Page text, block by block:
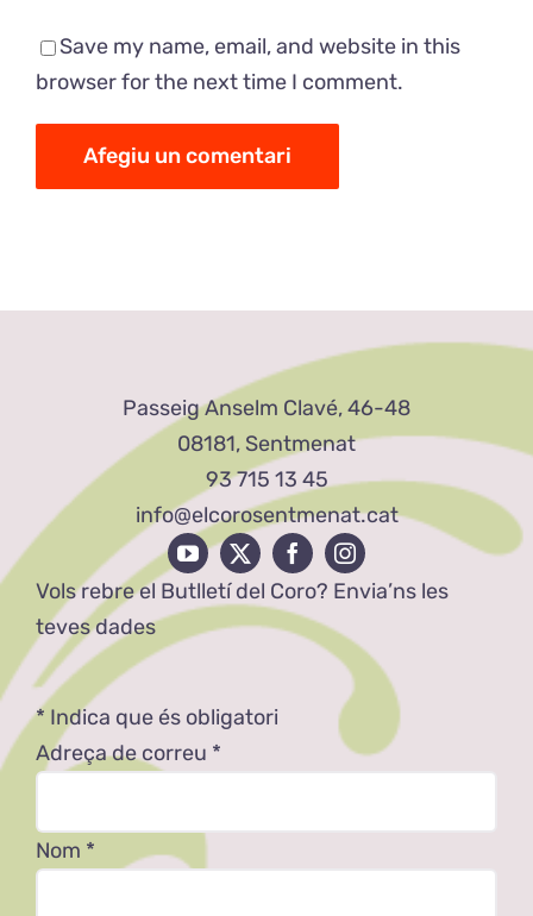
Save my name, email, and website in this
browser for the next time I comment.
Passeig Anselm Clavé, 46-48
08181, Sentmenat
93 715 13 45
info@elcorosentmenat.cat
Vols rebre el Butlletí del Coro? Envia’ns les
teves dades
* Indica que és obligatori
Adreça de correu *
Nom *